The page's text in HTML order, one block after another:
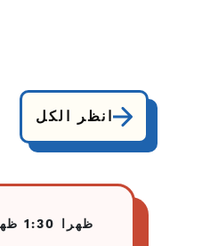
انظر الكل
1:30 ظهرا